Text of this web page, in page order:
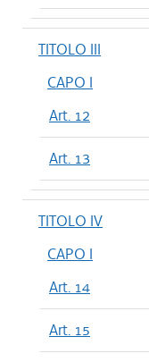
TITOLO III
CAPO I
Art. 12
Art. 13
TITOLO IV
CAPO I
Art. 14
Art. 15